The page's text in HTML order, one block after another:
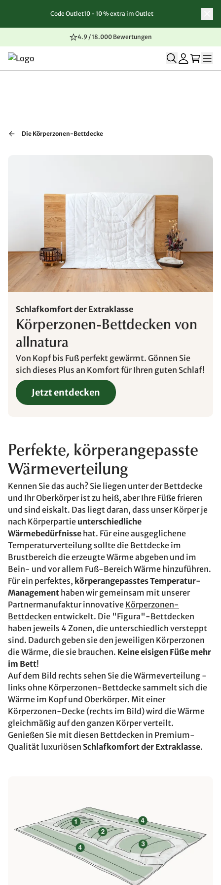
Zum Inhalt springen
Zur Navigation springen
Zum Seitenende springen
Code Outlet10 - 10 % extra im Outlet
4.9 / 18.000 Bewertungen
Die Körperzonen-Bettdecke
Schlafkomfort der Extraklasse
Körperzonen-Bettdecken von
allnatura
Von Kopf bis Fuß perfekt gewärmt. Gönnen Sie
sich dieses Plus an Komfort für Ihren guten Schlaf!
Jetzt entdecken
Perfekte, körperangepasste
Wärmeverteilung
Kennen Sie das auch? Sie liegen unter der Bettdecke
und Ihr Oberkörper ist zu heiß, aber Ihre Füße frieren
und sind eiskalt. Das liegt daran, dass unser Körper je
nach Körperpartie unterschiedliche
Wärmebedürfnisse hat. Für eine ausgeglichene
Temperaturverteilung sollte die Bettdecke im
Brustbereich die erzeugte Wärme abgeben und im
Bein- und vor allem Fuß-Bereich Wärme hinzuführen.
Für ein perfektes, körperangepasstes Temperatur-
Management haben wir gemeinsam mit unserer
Partnermanufaktur innovative Körperzonen-
Bettdecken entwickelt. Die "Figura"-Bettdecken
haben jeweils 4 Zonen, die unterschiedlich versteppt
sind. Dadurch geben sie den jeweiligen Körperzonen
die Wärme, die sie brauchen. Keine eisigen Füße mehr
im Bett!
Auf dem Bild rechts sehen Sie die Wärmeverteilung -
links ohne Körperzonen-Bettdecke sammelt sich die
Wärme im Kopf und Oberkörper. Mit einer
Körperzonen-Decke (rechts im Bild) wird die Wärme
gleichmäßig auf den ganzen Körper verteilt.
Genießen Sie mit diesen Bettdecken in Premium-
Qualität luxuriösen Schlafkomfort der Extraklasse.